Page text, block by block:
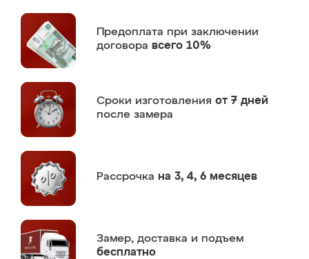
Предоплата при заключении
договора всего 10%
Сроки изготовления от 7 дней
после замера
Рассрочка на 3, 4, 6 месяцев
Замер, доставка и подъем
бесплатно